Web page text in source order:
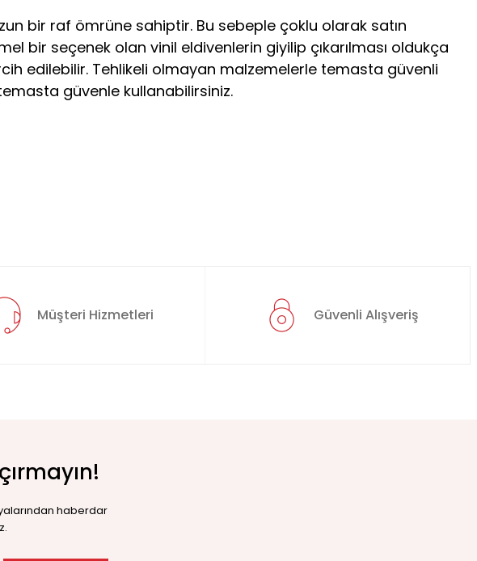
bir raf ömrüne sahiptir. Bu sebeple çoklu olarak satın
bir seçenek olan vinil eldivenlerin giyilip çıkarılması oldukça
edilebilir. Tehlikeli olmayan malzemelerle temasta güvenli
güvenle kullanabilirsiniz.
Müşteri Hizmetleri Güvenli Alışveriş
haberdar